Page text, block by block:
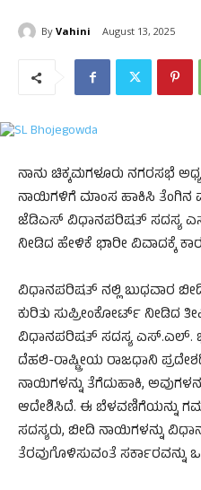
By Vahini August 13, 2025
ನಾನು ಚಿಕ್ಕಮಗಳೂರು ನಗರಸಭೆ
ನಾಯಿಗಳಿಗೆ ಮಾಂಸ ಹಾಕಿಸಿ ತೆಂಗಿನ
ಜೆಡಿಎಸ್ ವಿಧಾನಪರಿಷತ್ ಸದಸ್ಯ
ನೀಡಿದ ಹೇಳಿಕೆ ಭಾರೀ ವಿವಾದಕ್ಕೆ
ವಿಧಾನಪರಿಷತ್ ನಲ್ಲಿ ಬುಧವಾರ
ಕುರಿತು ಸುಪ್ರೀಂಕೋರ್ಟ್ ನೀಡಿದ
ವಿಧಾನಪರಿಷತ್ ಸದಸ್ಯ ಎಸ್.ಎಲ್.
ದೆಹಲಿ-ರಾಷ್ಟ್ರೀಯ ರಾಜಧಾನಿ
ನಾಯಿಗಳನ್ನು ತೆಗೆದುಹಾಕಿ,
ಆದೇಶಿಸಿದೆ. ಈ ಬೆಳವಣಿಗೆಯನ್ನು
ಸದಸ್ಯರು, ಬೀದಿ ನಾಯಿಗಳನ್ನು
ತೆರವುಗೊಳಿಸುವಂತೆ ಸರ್ಕಾರವನ್ನು